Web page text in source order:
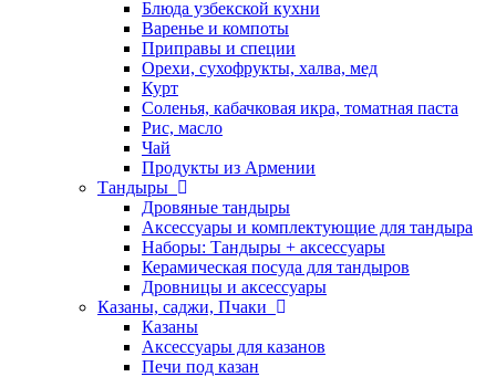
Блюда узбекской кухни
Варенье и компоты
Приправы и специи
Орехи, сухофрукты, халва, мед
Курт
Соленья, кабачковая икра, томатная паста
Рис, масло
Чай
Продукты из Армении
Тандыры
Дровяные тандыры
Аксессуары и комплектующие для тандыра
Наборы: Тандыры + аксессуары
Керамическая посуда для тандыров
Дровницы и аксессуары
Казаны, саджи, Пчаки
Казаны
Аксессуары для казанов
Печи под казан